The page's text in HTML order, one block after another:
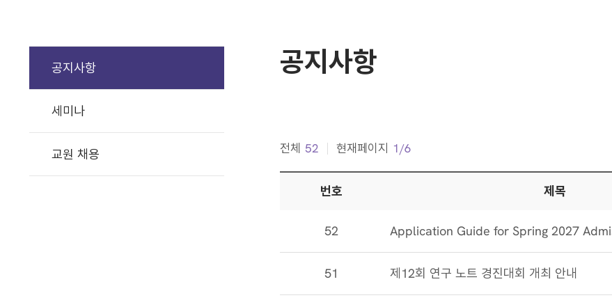
공지사항
세미나
교원 채용
공지사항
전체 52 현재페이지 1/6
번호 제목
52
51 제12회 연구 노트 경진대회 개최 안내